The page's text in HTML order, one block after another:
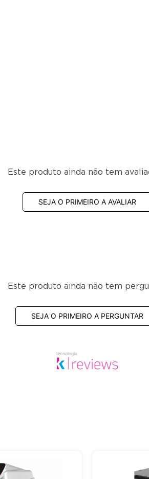
Este produto ainda não tem
SEJA O PRIMEIRO A AVALIAR
Este produto ainda não tem
SEJA O PRIMEIRO A PERGUNTAR